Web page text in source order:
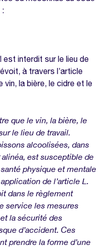
du travail
sur la même
excel
supplémentaires
:
est interdit sur le lieu de
à travers l’article
vin, la bière, le cidre et le
que le vin, la bière, le
le lieu de travail.
alcoolisées, dans
est susceptible de
physique et mentale
de l’article L.
dans le règlement
service les mesures
la sécurité des
d’accident. Ces
prendre la forme d’une